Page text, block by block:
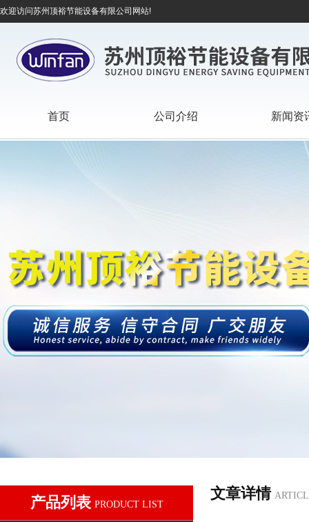
欢迎访问苏州顶裕节能设备有限公司网站!
首页 公司介绍 新闻资
产品列表 PRODUCT LIST
文章详情